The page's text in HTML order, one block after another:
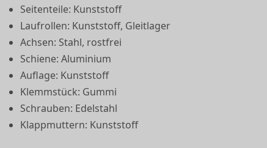
Seitenteile: Kunststoff
Laufrollen: Kunststoff, Gleitlager
Achsen: Stahl, rostfrei
Schiene: Aluminium
Auflage: Kunststoff
Klemmstück: Gummi
Schrauben: Edelstahl
Klappmuttern: Kunststoff